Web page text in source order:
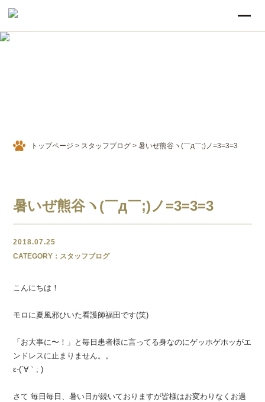
トップページ > スタッフブログ >暑いぜ熊谷ヽ(￣д￣;)ノ=3=3=3
暑いぜ熊谷ヽ(￣д￣;)ノ=3=3=3
2018.07.25
CATEGORY：スタッフブログ
こんにちは！
モロに夏風邪ひいた看護師福田です(笑)
「お大事に〜！」と毎日患者様に言ってる身なのにゲッホゲホッがエ
ンドレスに止まりません。。
ε-(´∀｀; )
さて 毎日毎日、暑い日が続いておりますが皆様はお変わりなくお過